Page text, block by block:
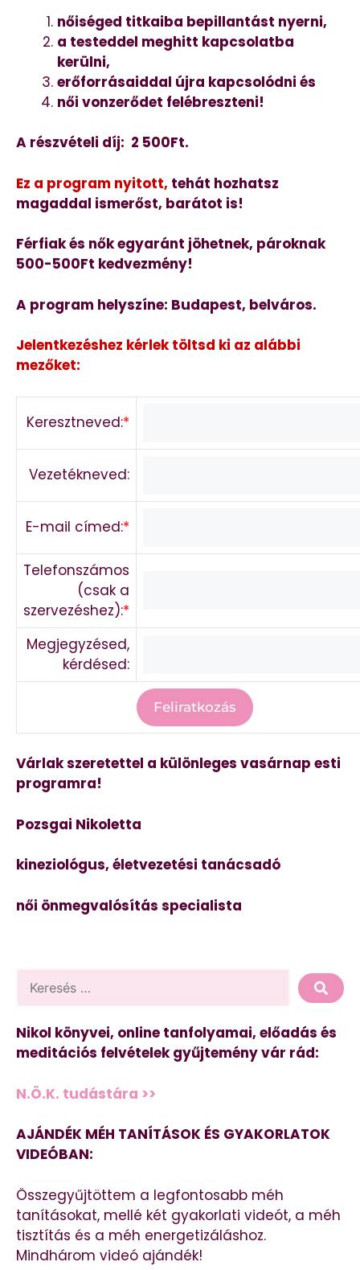
nőiséged titkaiba bepillantást nyerni,
a testeddel meghitt kapcsolatba
kerülni,
erőforrásaiddal újra kapcsolódni és
női vonzerődet felébreszteni!
A részvételi díj: 2 500Ft.
Ez a program nyitott, tehát hozhatsz
magaddal ismerőst, barátot is!
Férfiak és nők egyaránt jöhetnek, pároknak
500-500Ft kedvezmény!
A program helyszíne: Budapest, belváros.
Jelentkezéshez kérlek töltsd ki az alábbi
mezőket:
Keresztneved:*
Vezetékneved:
E-mail címed:*
Telefonszámos
(csak a
szervezéshez):*
Megjegyzésed,
kérdésed:
Várlak szeretettel a különleges vasárnap esti
programra!
Pozsgai Nikoletta
kineziológus, életvezetési tanácsadó
női önmegvalósítás specialista
Nikol könyvei, online tanfolyamai, előadás és
meditációs felvételek gyűjtemény vár rád:
N.Ö.K. tudástára >>
AJÁNDÉK MÉH TANÍTÁSOK ÉS GYAKORLATOK
VIDEÓBAN:
Összegyűjtöttem a legfontosabb méh
tanításokat, mellé két gyakorlati videót, a méh
tisztítás és a méh energetizáláshoz.
Mindhárom videó ajándék!